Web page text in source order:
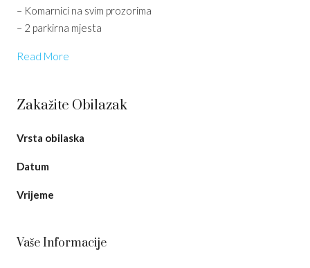
– Komarnici na svim prozorima
– 2 parkirna mjesta
Read More
Zakažite Obilazak
Vrsta obilaska
Datum
Vrijeme
Vaše Informacije